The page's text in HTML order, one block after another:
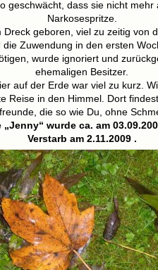
geschwächt, dass sie nicht mehr
Narkosespritze.
Dreck geboren, viel zu zeitig von
die Zuwendung in den ersten
wurde ignoriert und
ehemaligen Besitzer.
auf der Erde war viel zu kurz.
Reise in den Himmel. Dort
die so wie Du, ohne
„Jenny“ wurde ca. am
Verstarb am 2.11.2009 .